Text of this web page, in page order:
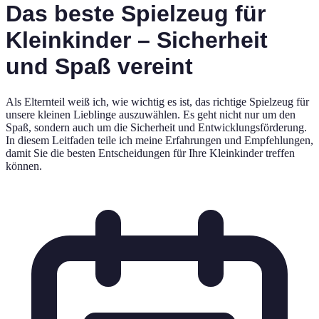
Das beste Spielzeug für
Kleinkinder – Sicherheit
und Spaß vereint
Als Elternteil weiß ich, wie wichtig es ist, das richtige Spielzeug für
unsere kleinen Lieblinge auszuwählen. Es geht nicht nur um den
Spaß, sondern auch um die Sicherheit und Entwicklungsförderung.
In diesem Leitfaden teile ich meine Erfahrungen und Empfehlungen,
damit Sie die besten Entscheidungen für Ihre Kleinkinder treffen
können.